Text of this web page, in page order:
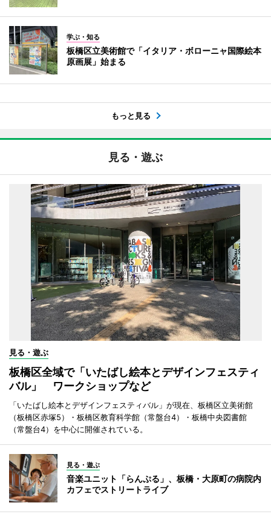
学ぶ・知る
板橋区立美術館で「イタリア・ボローニャ国際絵本
原画展」始まる
もっと見る
見る・遊ぶ
見る・遊ぶ
板橋区全域で「いたばし絵本とデザインフェスティ
バル」 ワークショップなど
「いたばし絵本とデザインフェスティバル」が現在、板橋区立美術館
（板橋区赤塚5）・板橋区教育科学館（常盤台4）・板橋中央図書館
（常盤台4）を中心に開催されている。
見る・遊ぶ
音楽ユニット「らんぷる」、板橋・大原町の病院内
カフェでストリートライブ